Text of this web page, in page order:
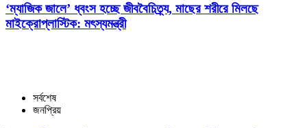
‘ম্যাজিক জালে’ ধ্বংস হচ্ছে জীববৈচিত্র্য, মাছের শরীরে মিলছে
মাইক্রোপ্লাস্টিক: মৎস্যমন্ত্রী
সর্বশেষ
জনপ্রিয়